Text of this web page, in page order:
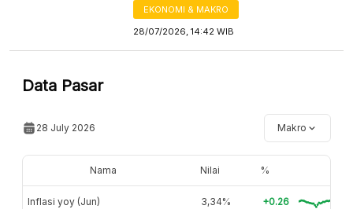
EKONOMI & MAKRO
28/07/2026, 14:42 WIB
Data Pasar
28 July 2026 Makro
Nama Nilai %
Inflasi yoy (Jun) 3,34% +0.26